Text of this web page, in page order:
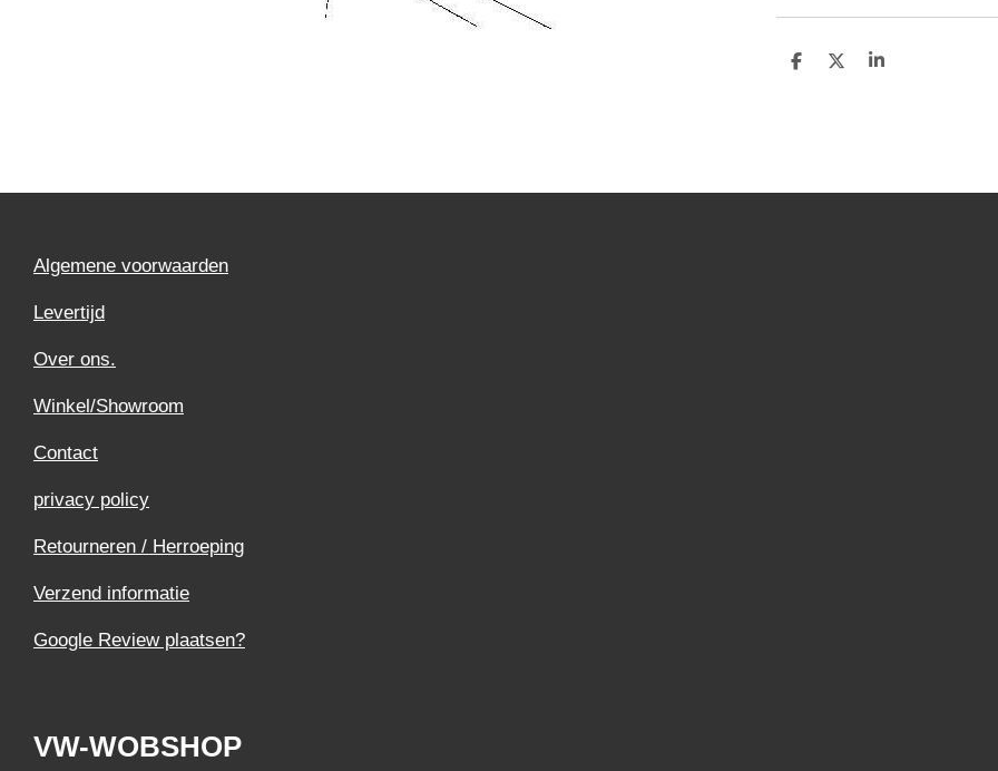
D
D
S
Algemene voorwaarden
Levertijd
Over ons.
Winkel/Showroom
Contact
privacy policy
Retourneren / Herroeping
Verzend informatie
Google Review plaatsen?
VW-WOBSHOP